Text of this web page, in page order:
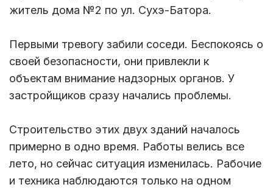
житель дома №2 по ул. Сухэ-Батора.
Первыми тревогу забили соседи. Беспокоясь о
своей безопасности, они привлекли к
объектам внимание надзорных органов. У
застройщиков сразу начались проблемы.
Строительство этих двух зданий началось
примерно в одно время. Работы велись все
лето, но сейчас ситуация изменилась. Рабочие
и техника наблюдаются только на одном